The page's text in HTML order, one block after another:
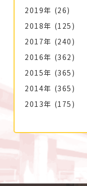
2019年 (26)
2018年 (125)
2017年 (240)
2016年 (362)
2015年 (365)
2014年 (365)
2013年 (175)